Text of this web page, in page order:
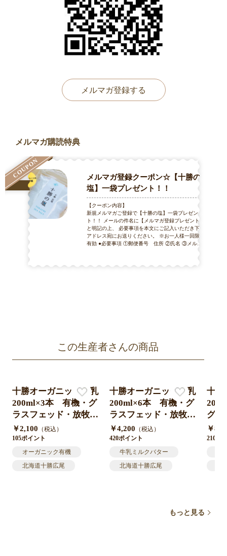
メルマガ登録する
メルマガ購読特典
メルマガ登録クーポン☆【十勝の
塩】一袋プレゼント！！
【クーポン内容】
新規メルマガご登録で【十勝の塩】一袋プレゼン
ト！！ メールの件名に【メルマガ登録プレゼント】
と明記の上、 必要事項を本文にご記入いただき下記
アドレス宛にお送りください。 ※お一人様一回限り
有効 ●必要事項 ①郵便番号 住所 ②氏名 ③メルマ
があります。 ※定形外郵便又はスマートレターでの
COUPON
もっと見る
この生産者さんの商品
十勝オーガニック牛乳
200ml×3本 有機・グ
ラスフェッド・放牧・
ノンホモ・低温殺菌・
A2ミルク・北海道十
勝・産地直送
￥2,100 （税込）
105ポイント
オーガニック有機
北海道十勝広尾
十勝オーガニック牛乳
200ml×6本 有機・グ
ラスフェッド・放牧・
ノンホモ・低温殺菌・
A2ミルク・北海道十
勝・産地直送
￥4,200 （税込）
420ポイント
牛乳ミルクバター
北海道十勝広尾
十勝
グラ
牧
菌・
￥
2100